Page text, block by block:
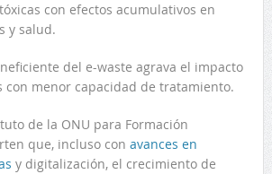
con efectos acumulativos en
y salud.
del e-waste agrava el impacto
con menor capacidad de tratamiento.
de la ONU para Formación
que, incluso con avances en
y digitalización, el crecimiento de